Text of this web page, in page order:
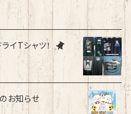
イTシャツ！
お知らせ